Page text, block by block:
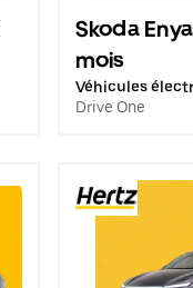
Skoda
mois
Véhicules
Drive One